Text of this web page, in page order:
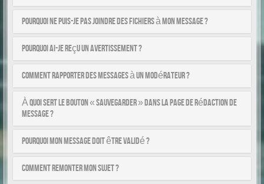
Pourquoi ne puis-je pas joindre des fichiers à mon message ?
Pourquoi ai-je reçu un avertissement ?
Comment rapporter des messages à un modérateur ?
À quoi sert le bouton « Sauvegarder » dans la page de rédaction de
message ?
Pourquoi mon message doit être validé ?
Comment remonter mon sujet ?